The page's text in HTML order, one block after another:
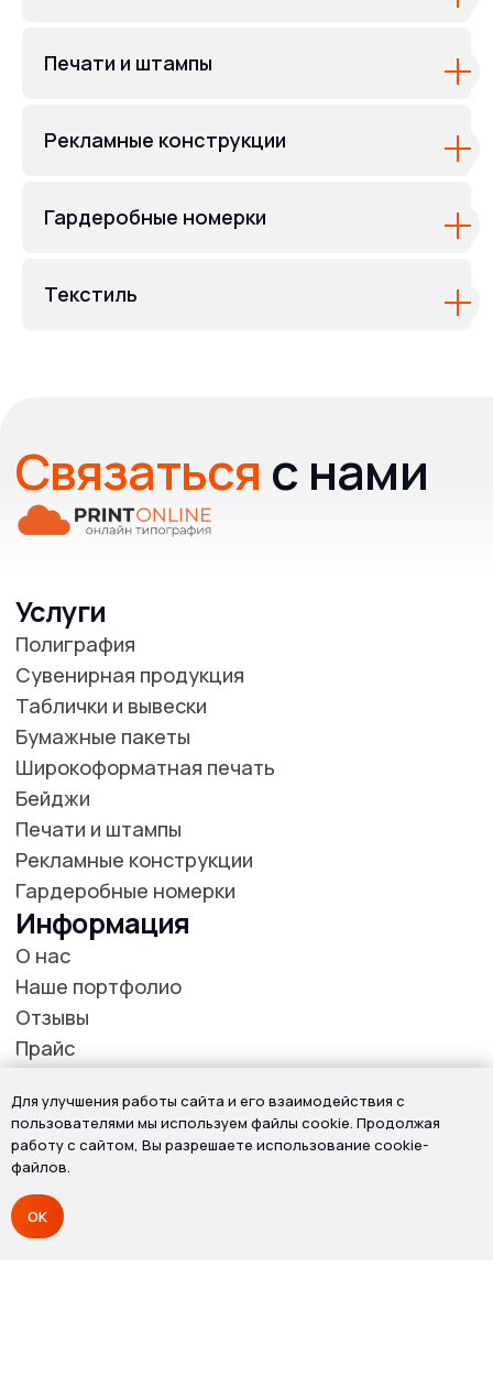
Печати и штампы
Рекламные конструкции
Гардеробные номерки
Текстиль
Для улучшения работы сайта и его взаимодействия с
пользователями мы используем файлы cookie. Продолжая
работу с сайтом, Вы разрешаете использование cookie-
файлов.
OK